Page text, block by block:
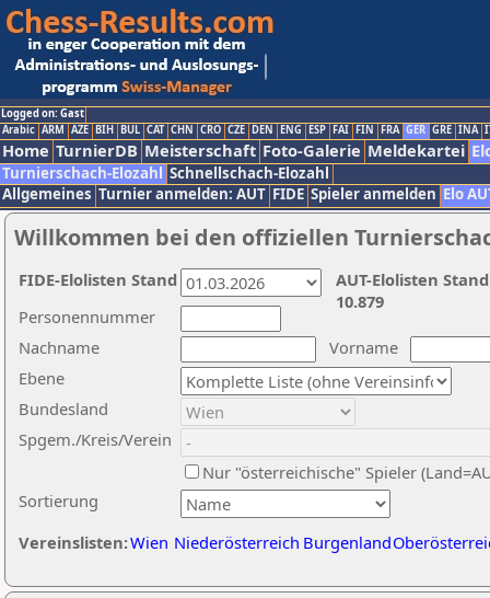
Logged on: Gast
Arabic ARM AZE BIH BUL CAT CHN CRO CZE DEN ENG ESP FAI FIN FRA GER GRE INA
Home TurnierDB Meisterschaft Foto-Galerie Meldekartei
Turnierschach-Elozahl Schnellschach-Elozahl
Allgemeines Turnier anmelden: AUT FIDE Spieler anmelden Elo
Willkommen bei den offiziellen
Nachname
Vorname
Ebene
Sortierung
Personennummer
Bundesland
Spgem./Kreis/Verein
Nur "österreichische" Spieler
Vereinslisten:Wien Niederösterreich Burgenland
AUT-Elolisten
10.879
FIDE-Elolisten Stand